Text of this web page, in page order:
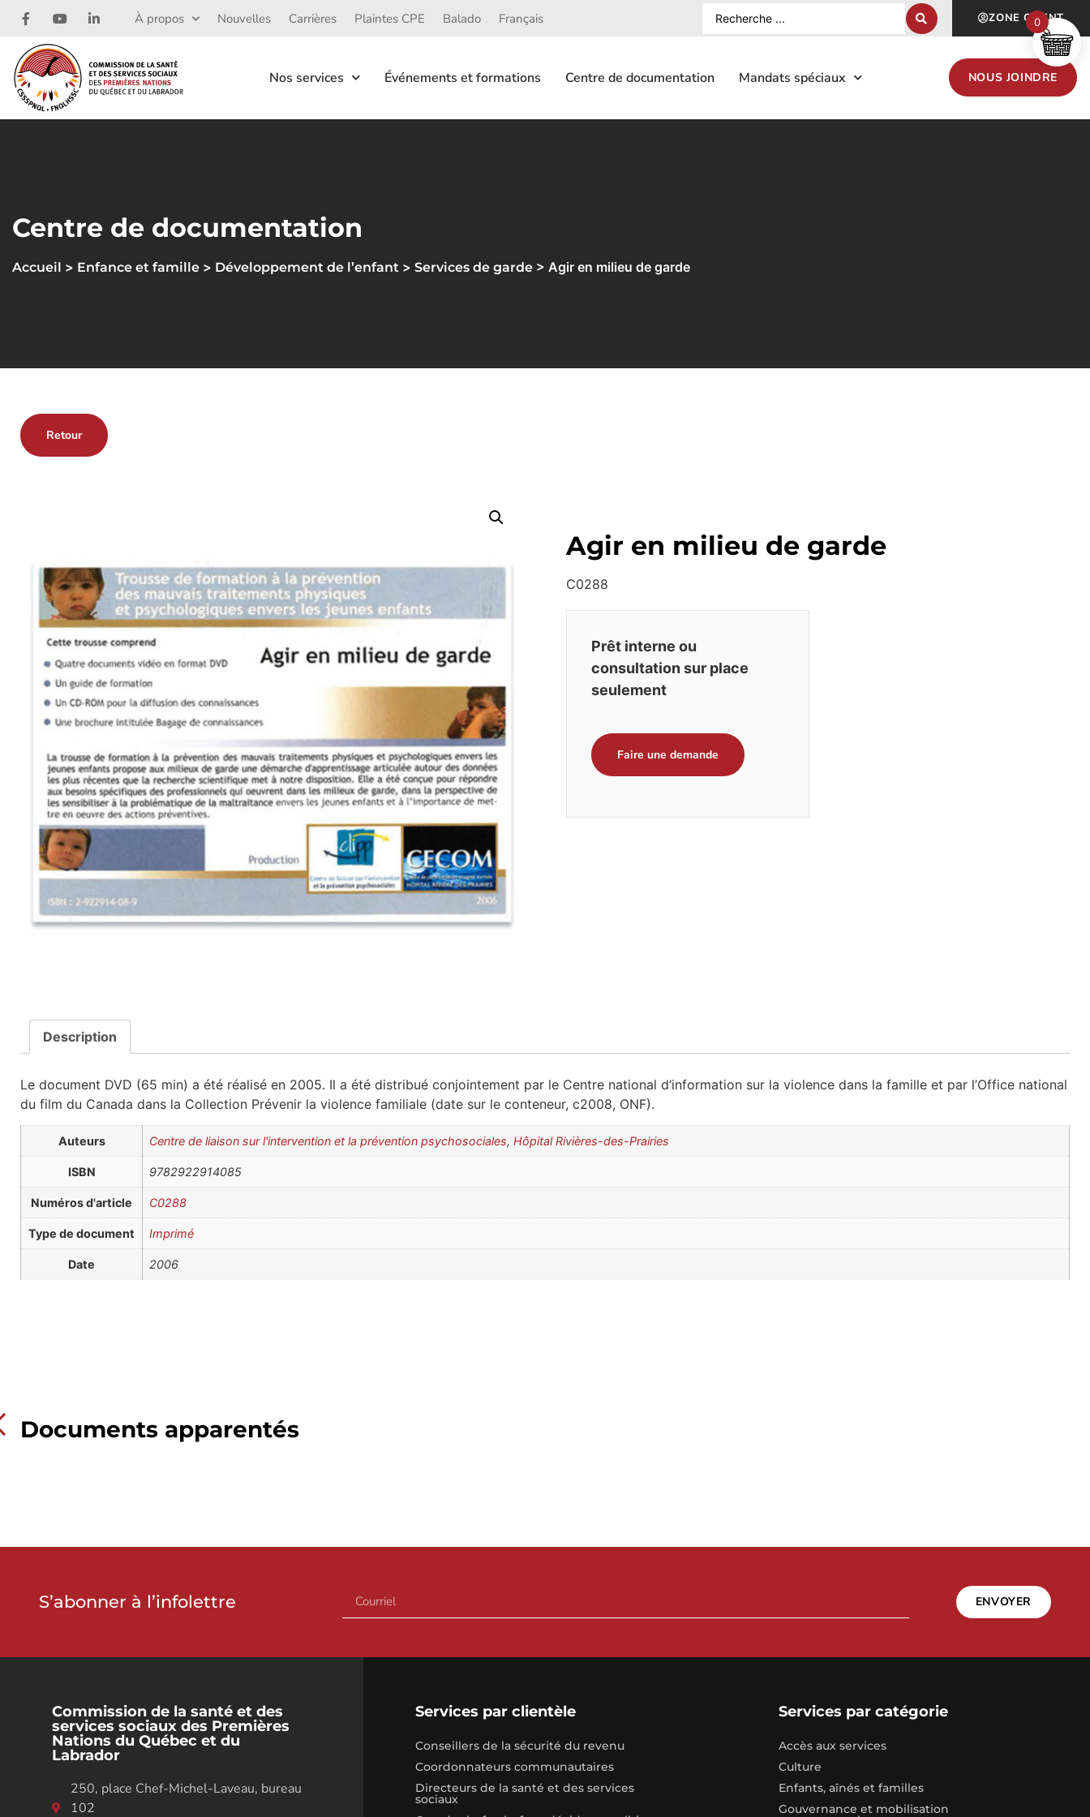
À propos Nouvelles Carrières Plaintes CPE Balado Français ZONE CLIENT
Nos services Événements et formations Centre de documentation Mandats spéciaux NOUS JOINDRE
Centre de documentation
Accueil > Enfance et famille > Développement de l’enfant > Services de garde > Agir en milieu de garde
Retour
Agir en milieu de garde
C0288
Prêt interne ou
consultation sur place
seulement
Faire une demande
Description
Le document DVD (65 min) a été réalisé en 2005. Il a été distribué conjointement par le Centre national d’information sur la violence dans la famille et par l’Office national
du film du Canada dans la Collection Prévenir la violence familiale (date sur le conteneur, c2008, ONF).
Auteurs Centre de liaison sur l'intervention et la prévention psychosociales, Hôpital Rivières-des-Prairies
ISBN 9782922914085
Numéros d'article C0288
Type de document Imprimé
Date 2006
Documents apparentés
S’abonner à l’infolettre ENVOYER
Commission de la santé et des
services sociaux des Premières
Nations du Québec et du
Labrador
250, place Chef-Michel-Laveau, bureau
102
Services par clientèle
Conseillers de la sécurité du revenu
Coordonnateurs communautaires
Directeurs de la santé et des services
sociaux
Services par catégorie
Accès aux services
Culture
Enfants, aînés et familles
Gouvernance et mobilisation
0